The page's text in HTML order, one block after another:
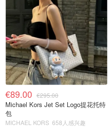
€89.00 €295.00
Michael Kors Jet Set Logo提花托特
包
MICHAEL KORS 658人感兴趣